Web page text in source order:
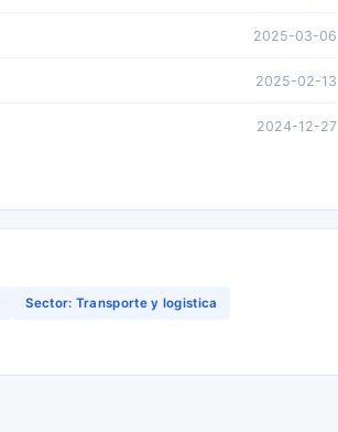
2025-03-06
2025-02-13
2024-12-27
Sector: Transporte y logistica